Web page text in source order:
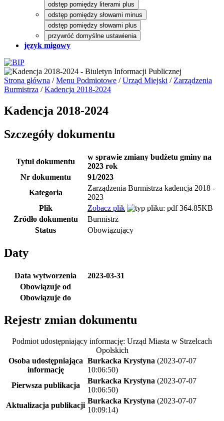
odstęp pomiędzy literami plus
odstęp pomiędzy słowami minus
odstęp pomiędzy słowami plus
przywróć domyślne ustawienia
język migowy
Strona główna /Menu Podmiotowe /Urząd Miejski / Zarządzenia
Burmistrza /Kadencja 2018-2024
Kadencja 2018-2024
Szczegóły dokumentu
Tytuł dokumentu
w sprawie zmiany budżetu gminy na
2023 rok
Nr dokumentu
91/2023
Kategoria
Zarządzenia Burmistrza kadencja 2018 -
2023
Plik
Zobacz plik
364.85KB
Źródło dokumentu
Burmistrz
Status
Obowiązujący
Daty
Data wytworzenia
2023-03-31
Obowiązuje od
Obowiązuje do
Rejestr zmian dokumentu
Podmiot udostępniający informację: Urząd Miasta w Strzelcach
Opolskich
Osoba udostępniająca
informację
Burkacka Krystyna (2023-07-07
10:06:50)
Pierwsza publikacja
Burkacka Krystyna (2023-07-07
10:06:50)
Aktualizacja publikacji
Burkacka Krystyna (2023-07-07
10:09:14)